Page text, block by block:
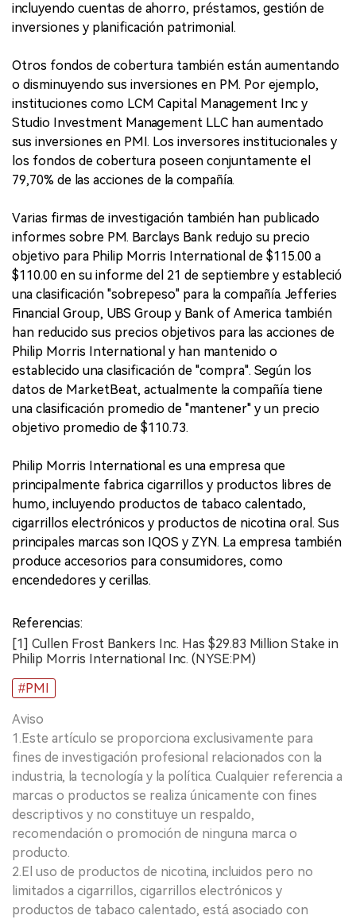
incluyendo cuentas de ahorro, préstamos, gestión de
inversiones y planificación patrimonial.
Otros fondos de cobertura también están aumentando
o disminuyendo sus inversiones en PM. Por ejemplo,
instituciones como LCM Capital Management Inc y
Studio Investment Management LLC han aumentado
sus inversiones en PMI. Los inversores institucionales y
los fondos de cobertura poseen conjuntamente el
79,70% de las acciones de la compañía.
Varias firmas de investigación también han publicado
informes sobre PM. Barclays Bank redujo su precio
objetivo para Philip Morris International de $115.00 a
$110.00 en su informe del 21 de septiembre y estableció
una clasificación "sobrepeso" para la compañía. Jefferies
Financial Group, UBS Group y Bank of America también
han reducido sus precios objetivos para las acciones de
Philip Morris International y han mantenido o
establecido una clasificación de "compra". Según los
datos de MarketBeat, actualmente la compañía tiene
una clasificación promedio de "mantener" y un precio
objetivo promedio de $110.73.
Philip Morris International es una empresa que
principalmente fabrica cigarrillos y productos libres de
humo, incluyendo productos de tabaco calentado,
cigarrillos electrónicos y productos de nicotina oral. Sus
principales marcas son IQOS y ZYN. La empresa también
produce accesorios para consumidores, como
encendedores y cerillas.
Referencias:
[1] Cullen Frost Bankers Inc. Has $29.83 Million Stake in
Philip Morris International Inc. (NYSE:PM)
#PMI
Aviso
1.Este artículo se proporciona exclusivamente para
fines de investigación profesional relacionados con la
industria, la tecnología y la política. Cualquier referencia a
marcas o productos se realiza únicamente con fines
descriptivos y no constituye un respaldo,
recomendación o promoción de ninguna marca o
producto.
2.El uso de productos de nicotina, incluidos pero no
limitados a cigarrillos, cigarrillos electrónicos y
productos de tabaco calentado, está asociado con